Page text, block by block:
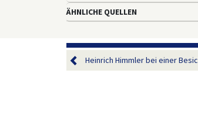
ÄHNLICHE QUELLEN
Heinrich Himmler bei einer